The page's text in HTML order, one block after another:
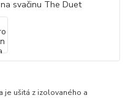
je ušitá z izolovaného a